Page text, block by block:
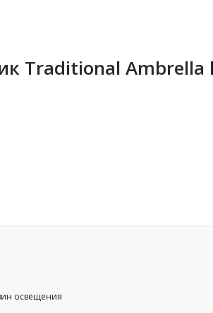
Traditional Ambrella
освещения